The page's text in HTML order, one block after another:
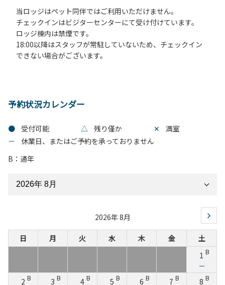
当ロッジはペット同伴ではご利用いただけません。
チェックインはビジターセンターにて受け付けています。
ロッジ棟内は禁煙です。
18:00以降はスタッフが常駐していないため、チェックイン
できない場合がございます。
予約状況カレンダー
● 受付可能 △ 残り僅か ✕
満室
－
休業日、またはご予約を承っておりません
B：通年
2026年 8月
日 月 火 水 木 金
土
1 B
－
2 B 3 B 4 B 5 B 6 B 7 B 8 B